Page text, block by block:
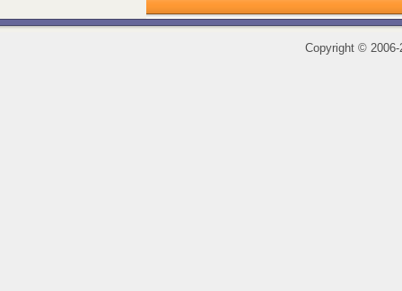
Copyright ©